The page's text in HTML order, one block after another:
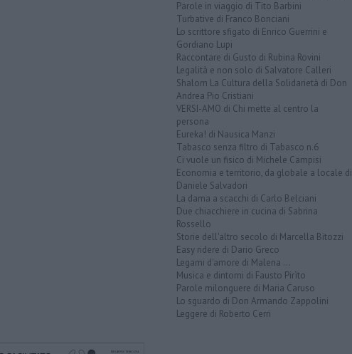
Parole in viaggio di Tito Barbini
Turbative di Franco Bonciani
Lo scrittore sfigato di Enrico Guerrini e
Gordiano Lupi
Raccontare di Gusto di Rubina Rovini
Legalità e non solo di Salvatore Calleri
Shalom La Cultura della Solidarietà di Don
Andrea Pio Cristiani
VERSI-AMO di Chi mette al centro la
persona
Eureka! di Nausica Manzi
Tabasco senza filtro di Tabasco n.6
Ci vuole un fisico di Michele Campisi
Economia e territorio, da globale a locale di
Daniele Salvadori
La dama a scacchi di Carlo Belciani
Due chiacchiere in cucina di Sabrina
Rossello
Storie dell'altro secolo di Marcella Bitozzi
Easy ridere di Dario Greco
Legami d'amore di Malena ...
Musica e dintorni di Fausto Pirìto
Parole milonguere di Maria Caruso
Lo sguardo di Don Armando Zappolini
Leggere di Roberto Cerri